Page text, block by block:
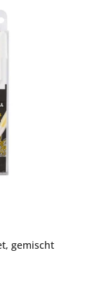
gemischt